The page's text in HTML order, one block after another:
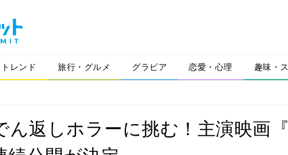
レンド 旅行・グルメ グラビア 恋愛・心理 趣味・
ん返しホラーに挑む！主演映画